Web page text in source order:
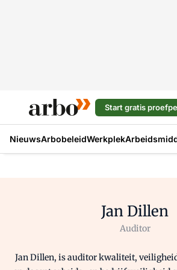
Start gratis
NieuwsArbobeleidWerkplek
Jan Dillen
Auditor
Jan Dillen, isauditorkwaliteit,